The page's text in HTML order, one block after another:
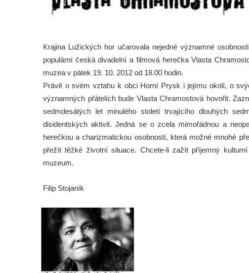
Krajina Lužických hor učarovala nejedné významné
populární česká divadelní a filmová herečka Vlasta
muzea v pátek 19. 10. 2012 od 18.00 hodin.
Právě o svém vztahu k obci Horní Prysk i jejímu okolí, o
významných přátelích bude Vlasta Chramostová hovořit.
sedmdesátých let minulého století trvajícího dlouhých
disidentských aktivit. Jedná se o zcela mimořádnou a
herečkou a charizmatickou osobností, která možné mnohé
přežít těžké životní situace. Chcete-li zažít příjemný
muzeum.
Filip Stojaník